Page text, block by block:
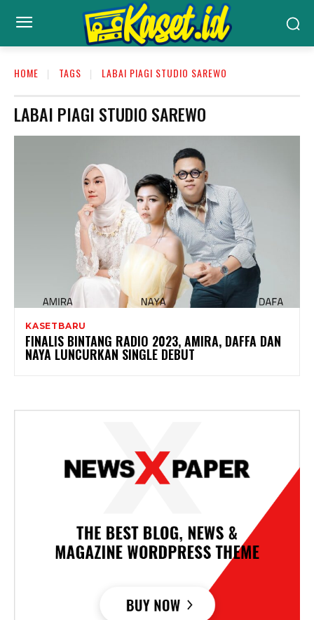
HOME TAGS LABAI PIAGI STUDIO SAREWO
LABAI PIAGI STUDIO SAREWO
KASETBARU
FINALIS BINTANG RADIO 2023, AMIRA, DAFFA DAN
NAYA LUNCURKAN SINGLE DEBUT